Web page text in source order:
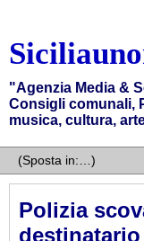
"Agenzia Media &
Consigli comunali,
musica, cultura,
Polizia